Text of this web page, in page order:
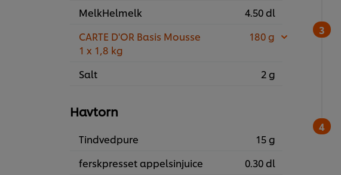
MelkHelmelk
4.50 dl
CARTE D'OR Basis Mousse
1 x 1,8 kg
180 g
Salt 2 g
Havtorn
Tindvedpure
15 g
ferskpresset appelsinjuice
0.30 dl